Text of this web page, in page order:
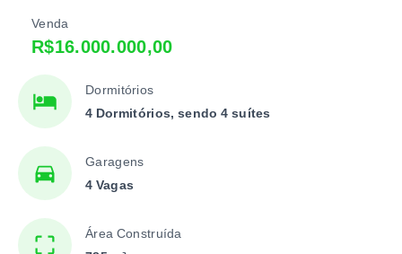
Venda
R$16.000.000,00
Dormitórios
4 Dormitórios, sendo 4 suítes
Garagens
4 Vagas
Área Construída